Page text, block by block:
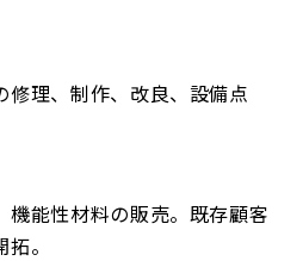
修理、制作、改良、設備点
機能性材料の販売。既存顧客
。